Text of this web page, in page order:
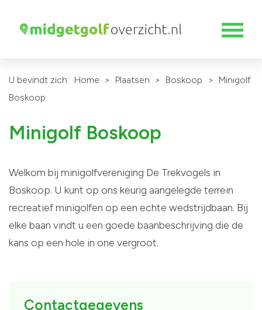
U bevindt zich: Home > Plaatsen > Boskoop >
Minigolf
Boskoop
Minigolf Boskoop
Welkom bij minigolfvereniging De Trekvogels in
Boskoop. U kunt op ons keurig aangelegde terrein
recreatief minigolfen op een echte wedstrijdbaan. Bij
elke baan vindt u een goede baanbeschrijving die de
kans op een hole in one vergroot.
Contactgegevens